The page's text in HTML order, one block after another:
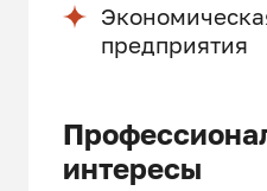
предприятия
интересы